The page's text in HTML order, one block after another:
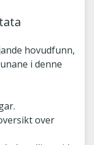
hovudfunn,
i denne
over